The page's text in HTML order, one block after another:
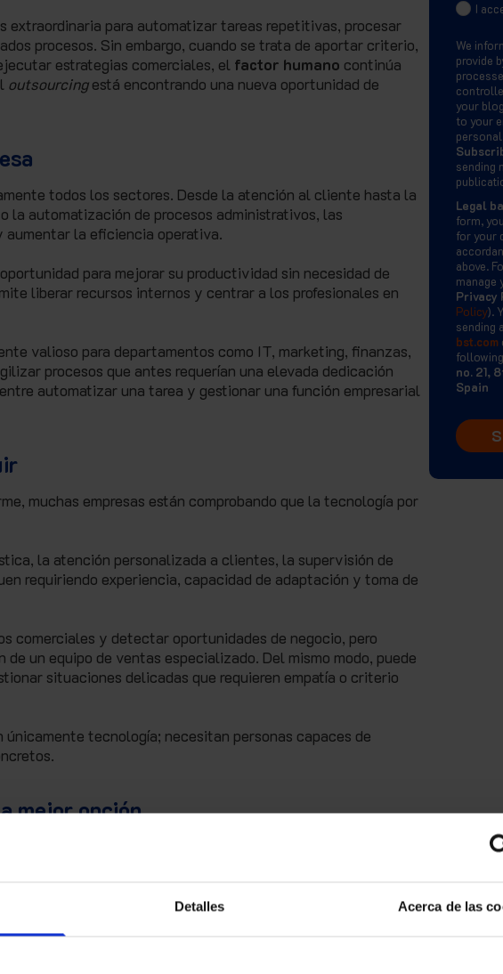
Detalles Acerca de las
extraordinaria para automatizar tareas repetitivas, procesar
procesos. Sin embargo, cuando se trata de aportar criterio,
estrategias comerciales, el factor humano continúa
outsourcingestá encontrando una nueva oportunidad de
todos los sectores. Desde la atención al cliente hasta la
la automatización de procesos administrativos, las
aumentar la eficiencia operativa.
para mejorar su productividad sin necesidad de
liberar recursos internos y centrar a los profesionales en
valioso para departamentos como IT, marketing, finanzas,
procesos que antes requerían una elevada dedicación
automatizar una tarea y gestionar una función empresarial
muchas empresas están comprobando que la tecnología por
la atención personalizada a clientes, la supervisión de
requiriendo experiencia, capacidad de adaptación y toma de
comerciales y detectar oportunidades de negocio, pero
un equipo de ventas especializado. Del mismo modo, puede
situaciones delicadas que requieren empatía o criterio
tecnología; necesitan personas capaces de
mejor opción
la empresa necesita acceder rápidamente a talento
recursos internos suficientes.
logística, customer service, análisis de datos o
cualificados puede resultar costoso y lento, especialmente
de encontrar.
I
We
provide
your
to your
sending
Legal
form,
for your
above.
manage
Privacy
Policy).
sending
bst.com
no. 21,
Spain